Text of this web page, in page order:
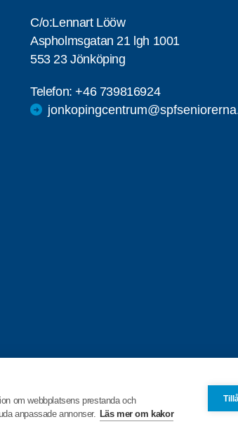
om webbplatsens prestanda och
anpassade annonser. Läs mer om kakor
C/o:Lennart Lööw
Aspholmsgatan 21 lgh 1001
553 23 Jönköping
Telefon:+46 739816924